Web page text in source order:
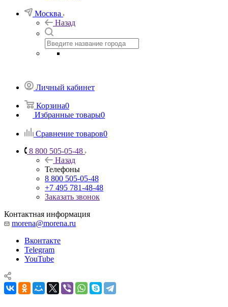
Москва
Назад
Личный кабинет
Корзина0
Избранные товары0
Сравнение товаров0
8 800 505-05-48
Назад
Телефоны
8 800 505-05-48
+7 495 781-48-48
Заказать звонок
Контактная информация
morena@morena.ru
Вконтакте
Telegram
YouTube